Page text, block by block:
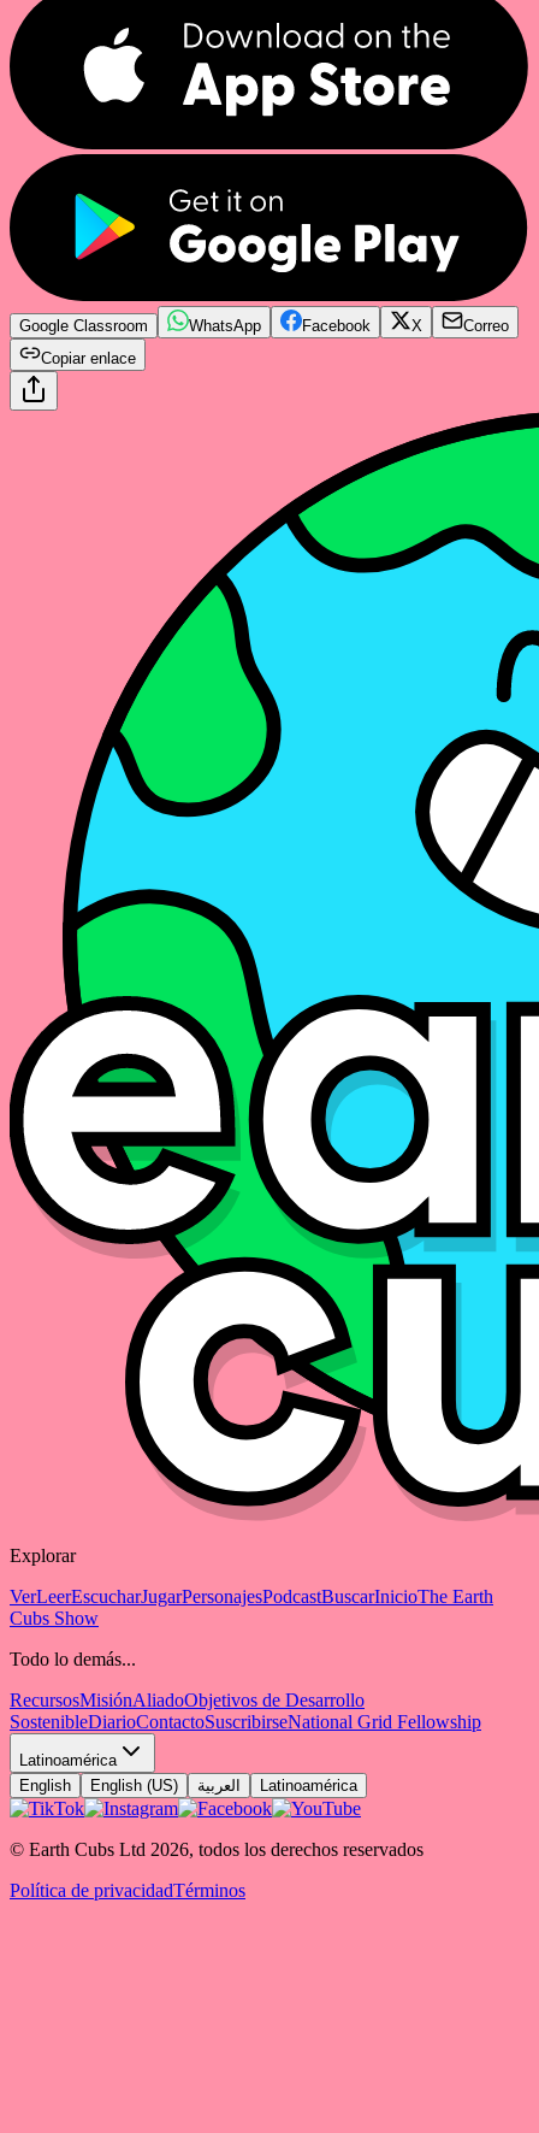
Google Classroom WhatsApp Facebook X
Correo
Copiar enlace
Explorar
VerLeerEscucharJugarPersonajesPodcastBuscarInicioThe Earth
Cubs Show
Todo lo demás...
RecursosMisiónAliadoObjetivos de Desarrollo
SostenibleDiarioContactoSuscribirseNational Grid Fellowship
Latinoamérica
English
English (US) العربية Latinoamérica
© Earth Cubs Ltd 2026, todos los derechos reservados
Política de privacidadTérminos